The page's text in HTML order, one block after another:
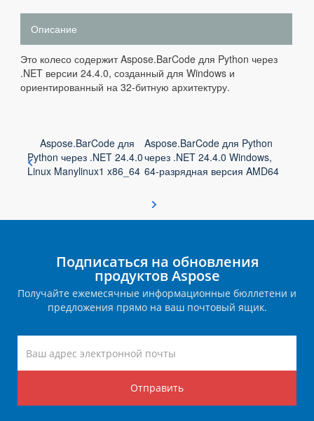
Описание
Это колесо содержит Aspose.BarCode для Python через
.NET версии 24.4.0, созданный для Windows и
ориентированный на 32-битную архитектуру.
Aspose.BarCode для
Python через .NET 24.4.0
Linux Manylinux1 x86_64
Aspose.BarCode для Python
через .NET 24.4.0 Windows,
64-разрядная версия AMD64
Подписаться на обновления
продуктов Aspose
Получайте ежемесячные информационные бюллетени и
предложения прямо на ваш почтовый ящик.
Отправить